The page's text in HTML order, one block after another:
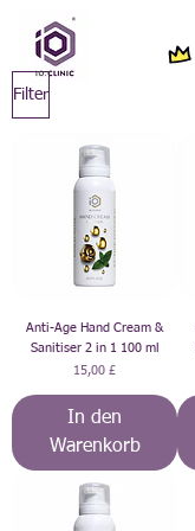
Filter
Anti-Age Hand Cream &
Sanitiser 2 in 1 100 ml
Preis
15,00 £
In den
Warenkorb